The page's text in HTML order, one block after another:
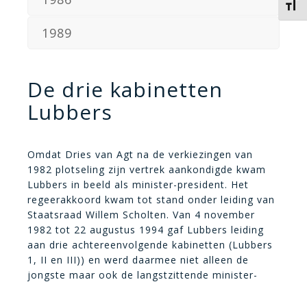
1989
De drie kabinetten
Lubbers
Omdat Dries van Agt na de verkiezingen van
1982 plotseling zijn vertrek aankondigde kwam
Lubbers in beeld als minister-president. Het
regeerakkoord kwam tot stand onder leiding van
Staatsraad Willem Scholten. Van 4 november
1982 tot 22 augustus 1994 gaf Lubbers leiding
aan drie achtereenvolgende kabinetten (Lubbers
1, II en III)) en werd daarmee niet alleen de
jongste maar ook de langstzittende minister-